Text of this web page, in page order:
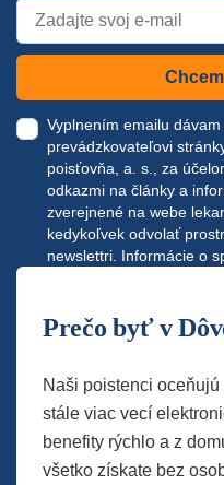
Vyplnením emailu
prevádzkovateľovi
poisťovňa, a. s., za
odkazmi na články a
zverejnené na webe
kedykoľvek odvolať
newslettri. Informácie o
Prečo byť v
Naši poistenci
stále viac vecí
benefity rýchlo a z
všetko získate bez